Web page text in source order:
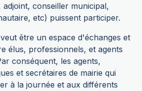
conseiller municipal,
etc) puissent participer.
être un espace d'échanges et
élus, professionnels, et agents
conséquent, les agents,
et secrétaires de mairie qui
à la journée et aux différents